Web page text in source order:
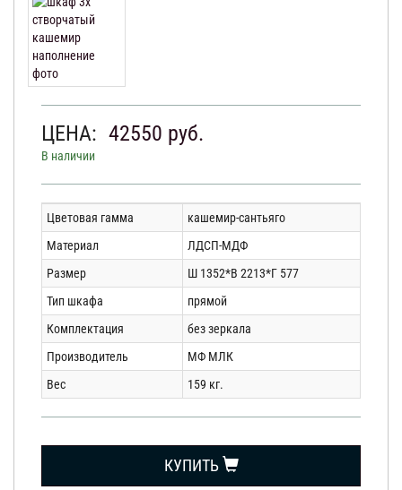
ЦЕНА: 42550 руб.
В наличии
Цветовая гамма
кашемир-сантьяго
Материал
ЛДСП-МДФ
Размер
Ш 1352*В 2213*Г 577
Тип шкафа
прямой
Комплектация
без зеркала
Производитель
МФ МЛК
Вес
159 кг.
КУПИТЬ